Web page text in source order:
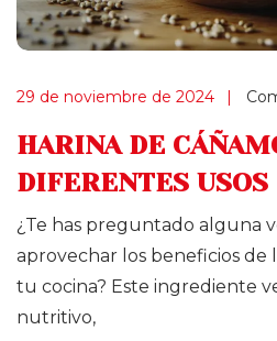
29 de noviembre de 2024
HARINA DE
DIFERENTES USOS
¿Te has preguntado alguna
aprovechar los beneficios de
tu cocina? Este ingrediente
nutritivo,